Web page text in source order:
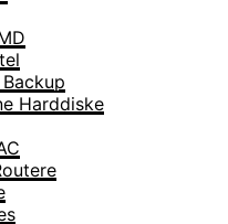
Harddiske